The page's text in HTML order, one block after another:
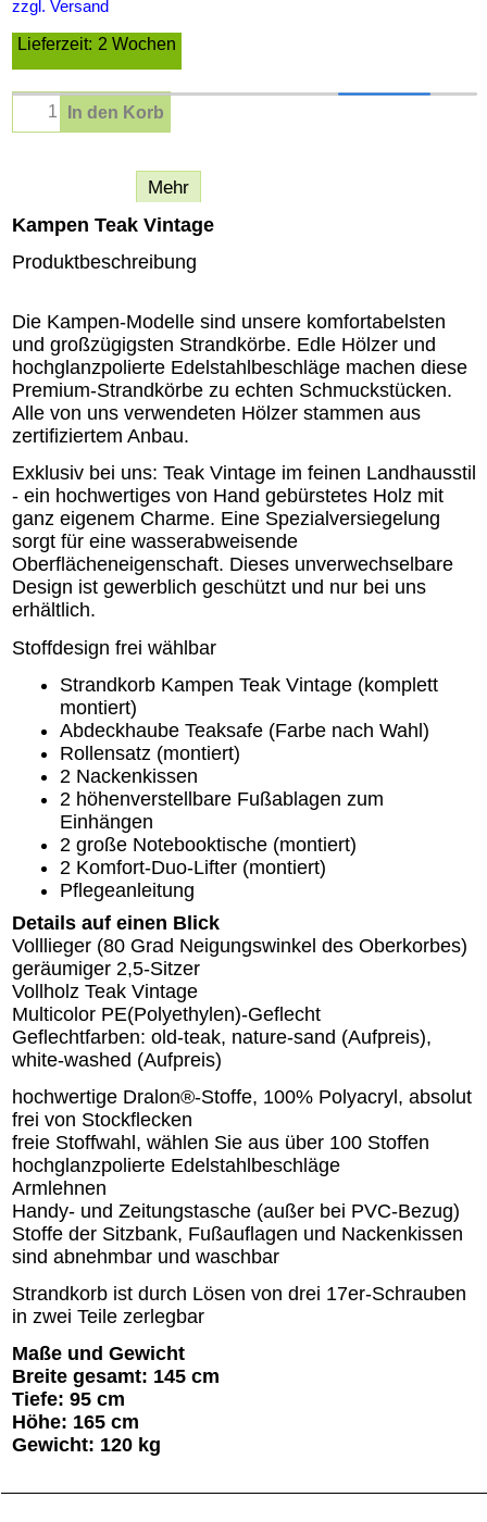
zzgl. Versand
Lieferzeit: 2 Wochen
In den Korb
Mehr
Kampen Teak Vintage
Produktbeschreibung
Die Kampen-Modelle sind unsere komfortabelsten
und großzügigsten Strandkörbe. Edle Hölzer und
hochglanzpolierte Edelstahlbeschläge machen diese
Premium-Strandkörbe zu echten Schmuckstücken.
Alle von uns verwendeten Hölzer stammen aus
zertifiziertem Anbau.
Exklusiv bei uns: Teak Vintage im feinen Landhausstil
- ein hochwertiges von Hand gebürstetes Holz mit
ganz eigenem Charme. Eine Spezialversiegelung
sorgt für eine wasserabweisende
Oberflächeneigenschaft. Dieses unverwechselbare
Design ist gewerblich geschützt und nur bei uns
erhältlich.
Stoffdesign frei wählbar
Strandkorb Kampen Teak Vintage (komplett
montiert)
Abdeckhaube Teaksafe (Farbe nach Wahl)
Rollensatz (montiert)
2 Nackenkissen
2 höhenverstellbare Fußablagen zum
Einhängen
2 große Notebooktische (montiert)
2 Komfort-Duo-Lifter (montiert)
Pflegeanleitung
Details auf einen Blick
Volllieger (80 Grad Neigungswinkel des Oberkorbes)
geräumiger 2,5-Sitzer
Vollholz Teak Vintage
Multicolor PE(Polyethylen)-Geflecht
Geflechtfarben: old-teak, nature-sand (Aufpreis),
white-washed (Aufpreis)
hochwertige Dralon®-Stoffe, 100% Polyacryl, absolut
frei von Stockflecken
freie Stoffwahl, wählen Sie aus über 100 Stoffen
hochglanzpolierte Edelstahlbeschläge
Armlehnen
Handy- und Zeitungstasche (außer bei PVC-Bezug)
Stoffe der Sitzbank, Fußauflagen und Nackenkissen
sind abnehmbar und waschbar
Strandkorb ist durch Lösen von drei 17er-Schrauben
in zwei Teile zerlegbar
Maße und Gewicht
Breite gesamt: 145 cm
Tiefe: 95 cm
Höhe: 165 cm
Gewicht: 120 kg